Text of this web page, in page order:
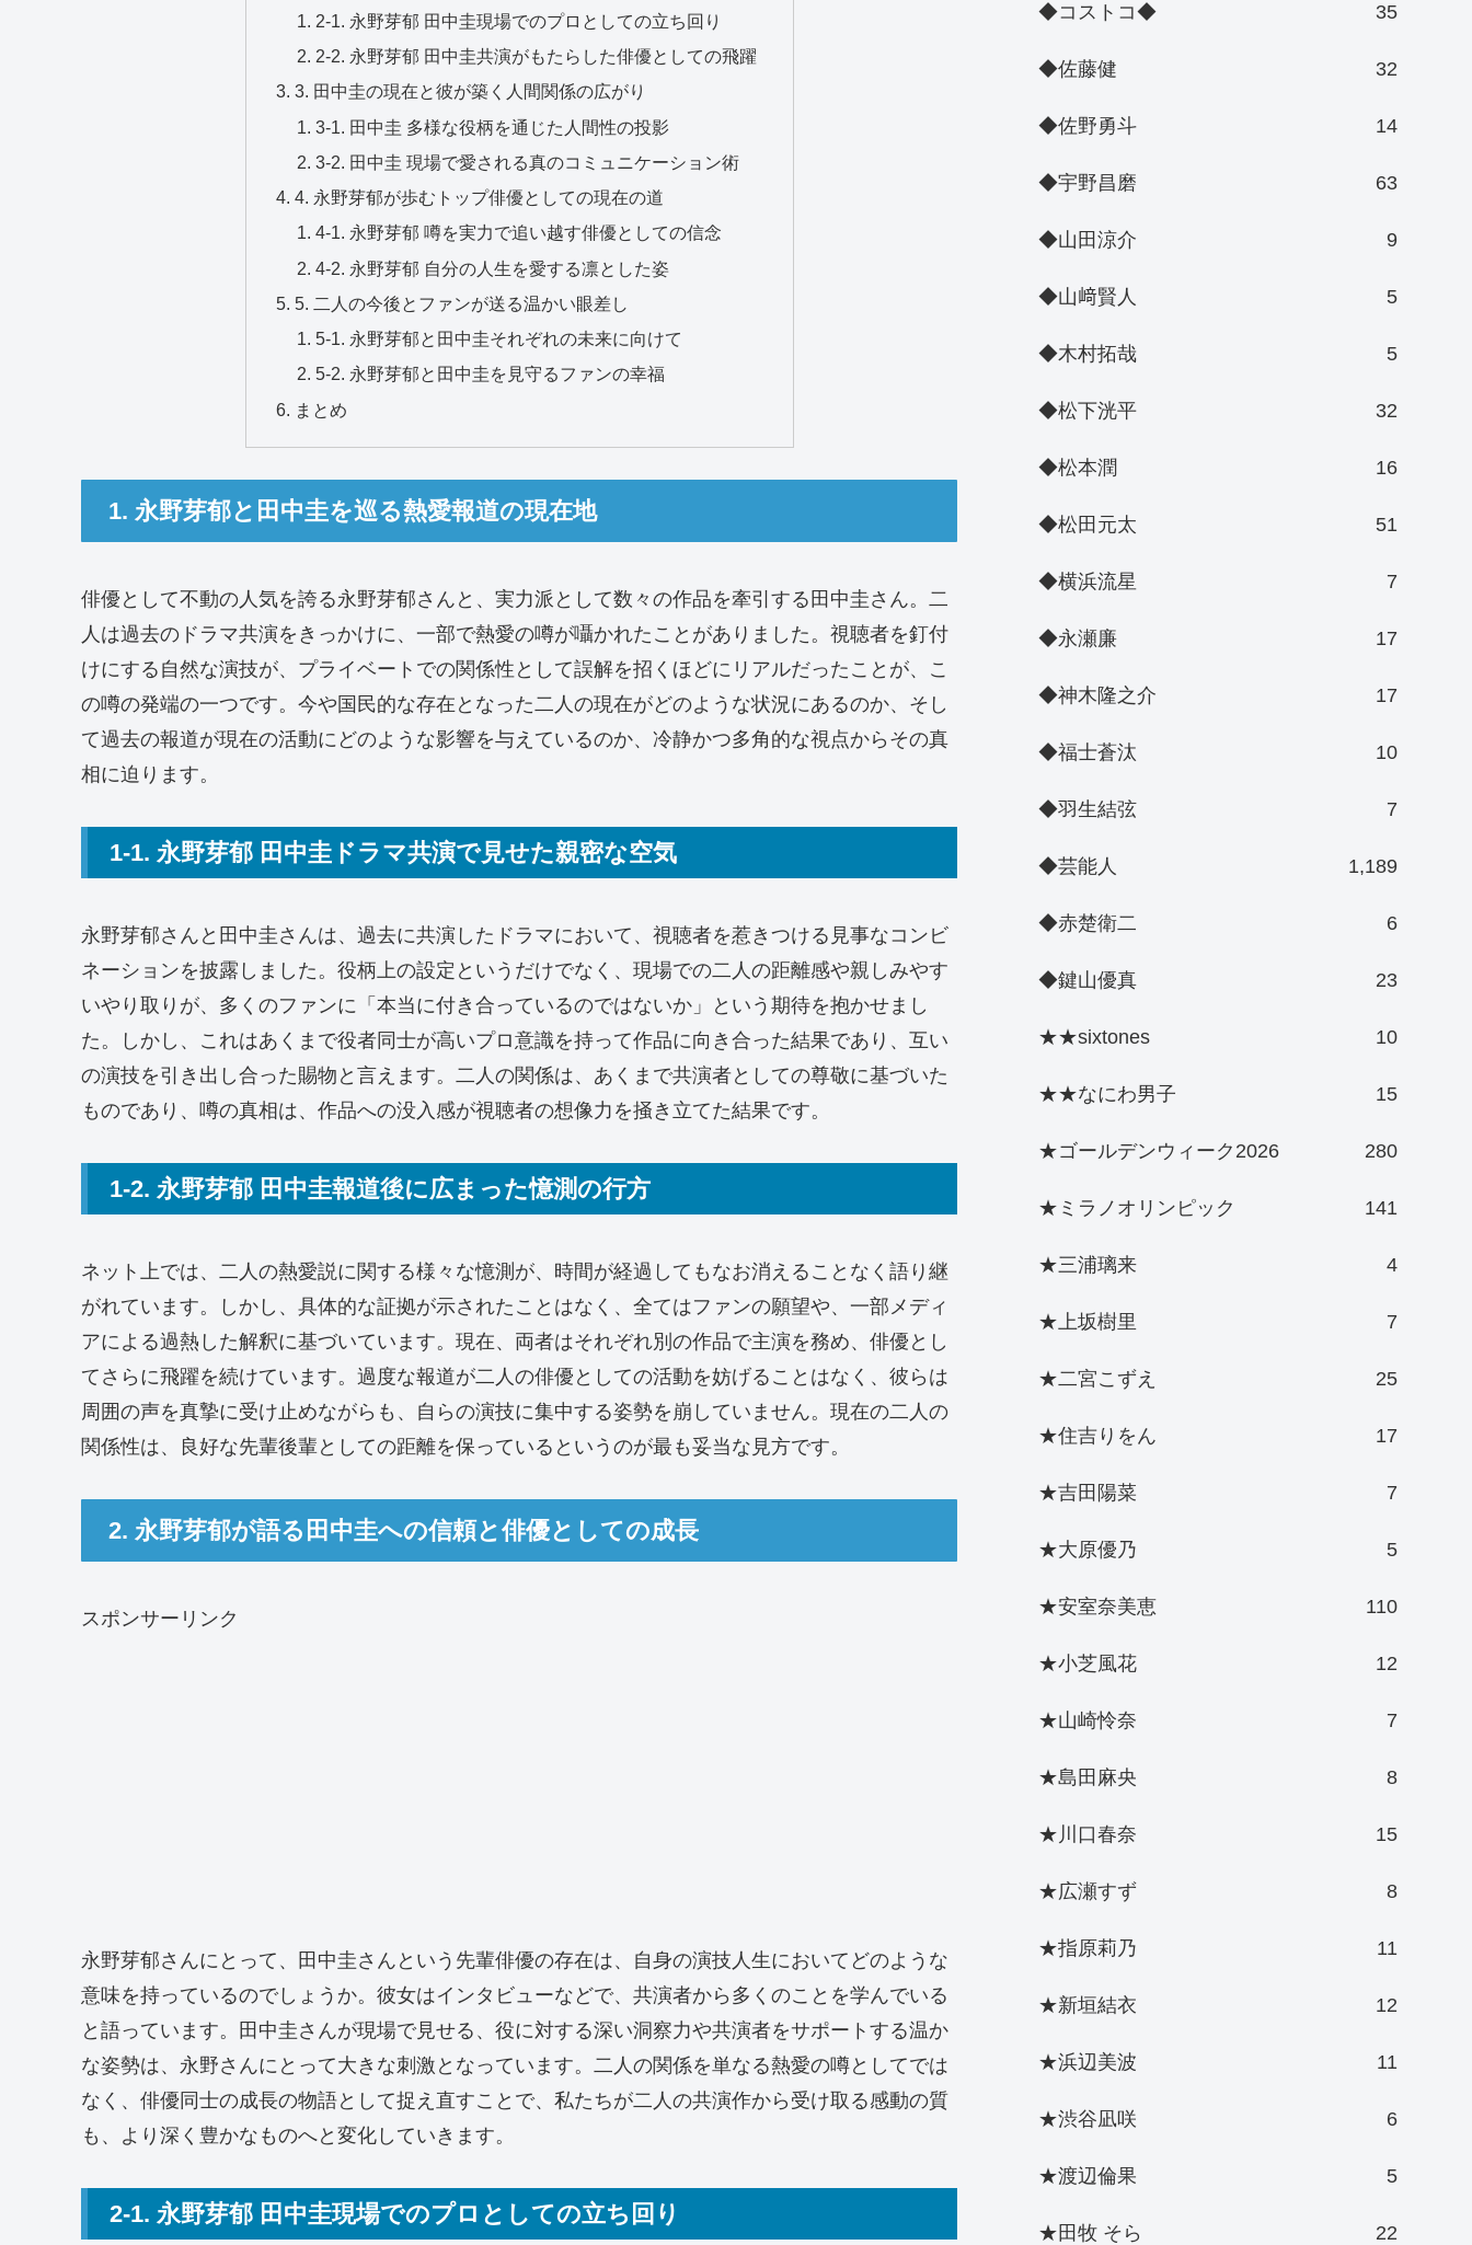
2-1. 永野芽郁 田中圭現場でのプロとしての立ち回り
2-2. 永野芽郁 田中圭共演がもたらした俳優としての飛躍
3. 田中圭の現在と彼が築く人間関係の広がり
3-1. 田中圭 多様な役柄を通じた人間性の投影
3-2. 田中圭 現場で愛される真のコミュニケーション術
4. 永野芽郁が歩むトップ俳優としての現在の道
4-1. 永野芽郁 噂を実力で追い越す俳優としての信念
4-2. 永野芽郁 自分の人生を愛する凛とした姿
5. 二人の今後とファンが送る温かい眼差し
5-1. 永野芽郁と田中圭それぞれの未来に向けて
5-2. 永野芽郁と田中圭を見守るファンの幸福
まとめ
1. 永野芽郁と田中圭を巡る熱愛報道の現在地
俳優として不動の人気を誇る永野芽郁さんと、実力派として数々の作品を牽引する田中圭さん。二
人は過去のドラマ共演をきっかけに、一部で熱愛の噂が囁かれたことがありました。視聴者を釘付
けにする自然な演技が、プライベートでの関係性として誤解を招くほどにリアルだったことが、こ
の噂の発端の一つです。今や国民的な存在となった二人の現在がどのような状況にあるのか、そし
て過去の報道が現在の活動にどのような影響を与えているのか、冷静かつ多角的な視点からその真
相に迫ります。
1-1. 永野芽郁 田中圭ドラマ共演で見せた親密な空気
永野芽郁さんと田中圭さんは、過去に共演したドラマにおいて、視聴者を惹きつける見事なコンビ
ネーションを披露しました。役柄上の設定というだけでなく、現場での二人の距離感や親しみやす
いやり取りが、多くのファンに「本当に付き合っているのではないか」という期待を抱かせまし
た。しかし、これはあくまで役者同士が高いプロ意識を持って作品に向き合った結果であり、互い
の演技を引き出し合った賜物と言えます。二人の関係は、あくまで共演者としての尊敬に基づいた
ものであり、噂の真相は、作品への没入感が視聴者の想像力を掻き立てた結果です。
1-2. 永野芽郁 田中圭報道後に広まった憶測の行方
ネット上では、二人の熱愛説に関する様々な憶測が、時間が経過してもなお消えることなく語り継
がれています。しかし、具体的な証拠が示されたことはなく、全てはファンの願望や、一部メディ
アによる過熱した解釈に基づいています。現在、両者はそれぞれ別の作品で主演を務め、俳優とし
てさらに飛躍を続けています。過度な報道が二人の俳優としての活動を妨げることはなく、彼らは
周囲の声を真摯に受け止めながらも、自らの演技に集中する姿勢を崩していません。現在の二人の
関係性は、良好な先輩後輩としての距離を保っているというのが最も妥当な見方です。
2. 永野芽郁が語る田中圭への信頼と俳優としての成長
スポンサーリンク
永野芽郁さんにとって、田中圭さんという先輩俳優の存在は、自身の演技人生においてどのような
意味を持っているのでしょうか。彼女はインタビューなどで、共演者から多くのことを学んでいる
と語っています。田中圭さんが現場で見せる、役に対する深い洞察力や共演者をサポートする温か
な姿勢は、永野さんにとって大きな刺激となっています。二人の関係を単なる熱愛の噂としてでは
なく、俳優同士の成長の物語として捉え直すことで、私たちが二人の共演作から受け取る感動の質
も、より深く豊かなものへと変化していきます。
2-1. 永野芽郁 田中圭現場でのプロとしての立ち回り
◆コストコ◆ 35
◆佐藤健 32
◆佐野勇斗 14
◆宇野昌磨 63
◆山田涼介 9
◆山﨑賢人 5
◆木村拓哉 5
◆松下洸平 32
◆松本潤 16
◆松田元太 51
◆横浜流星 7
◆永瀬廉 17
◆神木隆之介 17
◆福士蒼汰 10
◆羽生結弦 7
◆芸能人 1,189
◆赤楚衛二 6
◆鍵山優真 23
★★sixtones 10
★★なにわ男子 15
★ゴールデンウィーク2026 280
★ミラノオリンピック 141
★三浦璃来 4
★上坂樹里 7
★二宮こずえ 25
★住吉りをん 17
★吉田陽菜 7
★大原優乃 5
★安室奈美恵 110
★小芝風花 12
★山崎怜奈 7
★島田麻央 8
★川口春奈 15
★広瀬すず 8
★指原莉乃 11
★新垣結衣 12
★浜辺美波 11
★渋谷凪咲 6
★渡辺倫果 5
★田牧 そら 22